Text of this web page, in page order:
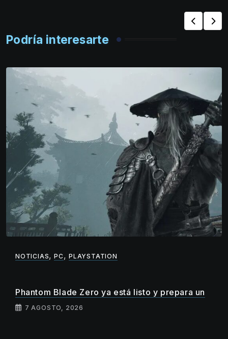
Podría interesarte
NOTICIAS,PC,PLAYSTATION
Phantom Blade Zero ya está listo y prepara un
7 AGOSTO, 2026